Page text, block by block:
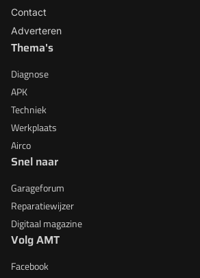
Contact
Adverteren
Thema's
Diagnose
APK
Techniek
Werkplaats
Airco
Snel naar
Garageforum
Reparatiewijzer
Digitaal magazine
Volg AMT
Facebook